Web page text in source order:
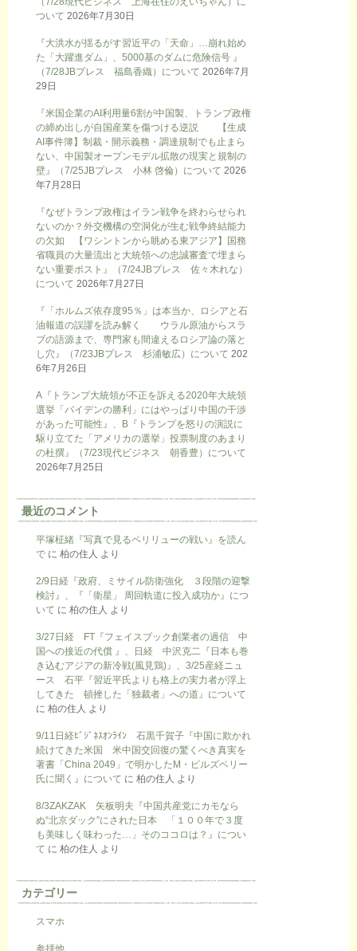
ついて 2026年7月30日
『大洪水が揺るがす習近平の「天命」…崩れ始め
た「大躍進ダム」、5000基のダムに危険信号 』
（7/28JBプレス 福島香織）について 2026年7月
29日
『米国企業のAI利用量6割が中国製、トランプ政権
の締め出しが自国産業を傷つける逆説 【生成
AI事件簿】制裁・開示義務・調達規制でも止まら
ない、中国製オープンモデル拡散の現実と規制の
壁』（7/25JBプレス 小林 啓倫）について 2026
年7月28日
『なぜトランプ政権はイラン戦争を終わらせられ
ないのか？外交機構の空洞化が生む戦争終結能力
の欠如 【ワシントンから眺める東アジア】国務
省職員の大量流出と大統領への忠誠審査で埋まら
ない重要ポスト』（7/24JBプレス 佐々木れな）
について 2026年7月27日
『「ホルムズ依存度95％」は本当か、ロシアと石
油報道の誤謬を読み解く ウラル原油からスラ
ブの語源まで、専門家も間違えるロシア論の落と
し穴』（7/23JBプレス 杉浦敏広）について 202
6年7月26日
A『トランプ大統領が不正を訴える2020年大統領
選挙「バイデンの勝利」にはやっぱり中国の干渉
があった可能性』、B『トランプを怒りの演説に
駆り立てた「アメリカの選挙」投票制度のあまり
の杜撰』（7/23現代ビジネス 朝香豊）について
2026年7月25日
最近のコメント
平塚柾緒『写真で見るペリリューの戦い』を読ん
で に 柏の住人 より
2/9日経『政府、ミサイル防衛強化 ３段階の迎撃
検討』、『「衛星」 周回軌道に投入成功か』につ
いて に 柏の住人 より
3/27日経 FT『フェイスブック創業者の過信 中
国への接近の代償 』、日経 中沢克二『日本も巻
き込むアジアの新冷戦(風見鶏)』、3/25産経ニュ
ース 石平『習近平氏よりも格上の実力者が浮上
してきた 頓挫した「独裁者」への道』について
に 柏の住人 より
9/11日経ﾋﾞｼﾞﾈｽｵﾝﾗｲﾝ 石黒千賀子『中国に欺かれ
続けてきた米国 米中国交回復の驚くべき真実を
著書「China 2049」で明かしたM・ピルズベリー
氏に聞く』について に 柏の住人 より
8/3ZAKZAK 矢板明夫『中国共産党にカモなら
ぬ“北京ダック”にされた日本 「１００年で３度
も美味しく味わった…」そのココロは？』につい
て に 柏の住人 より
カテゴリー
スマホ
参拝他